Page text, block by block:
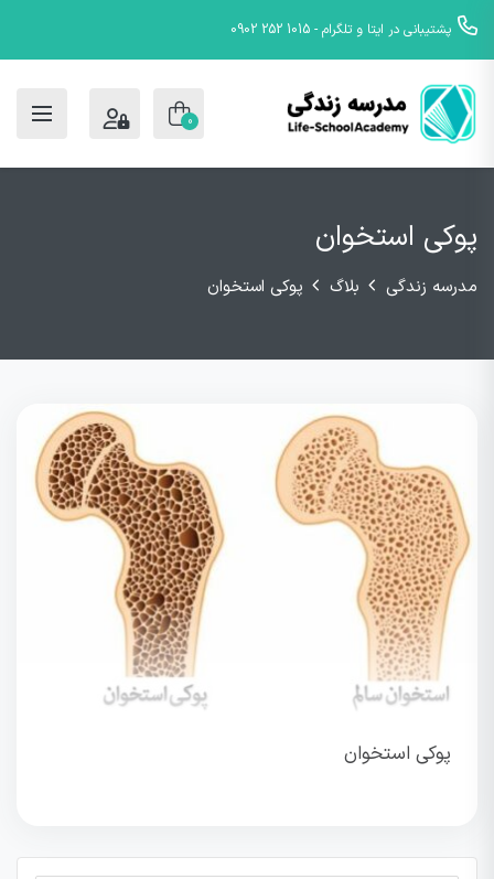
پشتیبانی در ایتا و تلگرام - 1015 252 0902
0
پوکی استخوان
مدرسه زندگی بلاگ پوکی استخوان
پوکی استخوان